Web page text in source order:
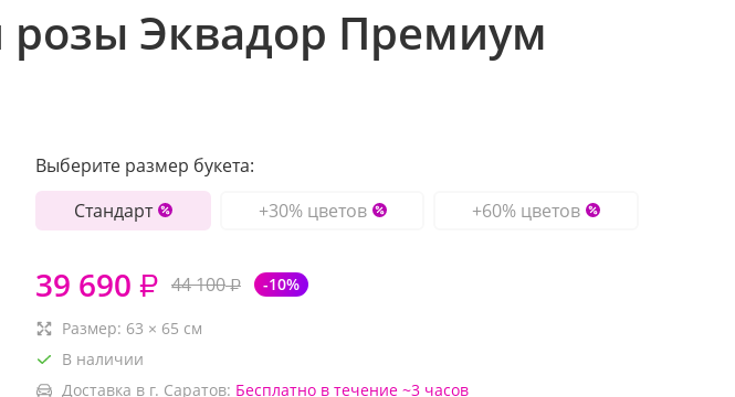
розы Эквадор Премиум
Выберите размер букета:
Стандарт
+30% цветов +60% цветов
39 690 ₽ 44 100₽ -10%
Размер: 63 × 65 см
В наличии
Доставка в г. Саратов: Бесплатно в течение ~3 часов